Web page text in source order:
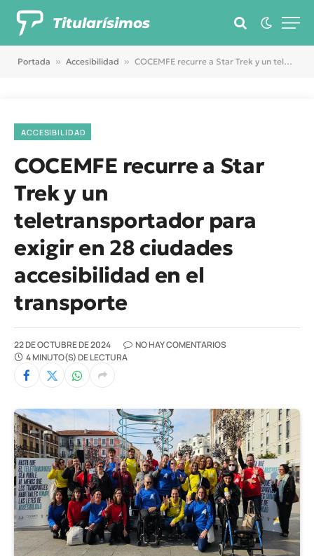
Titularísimos
Portada » Accesibilidad » COCEMFE recurre a Star Trek y un teletransportador para exigir en 28 ciudades accesibilidad en el transporte
ACCESIBILIDAD
COCEMFE recurre a Star
Trek y un
teletransportador para
exigir en 28 ciudades
accesibilidad en el
transporte
22 DE OCTUBRE DE 2024
NO HAY COMENTARIOS
4 MINUTO(S) DE LECTURA